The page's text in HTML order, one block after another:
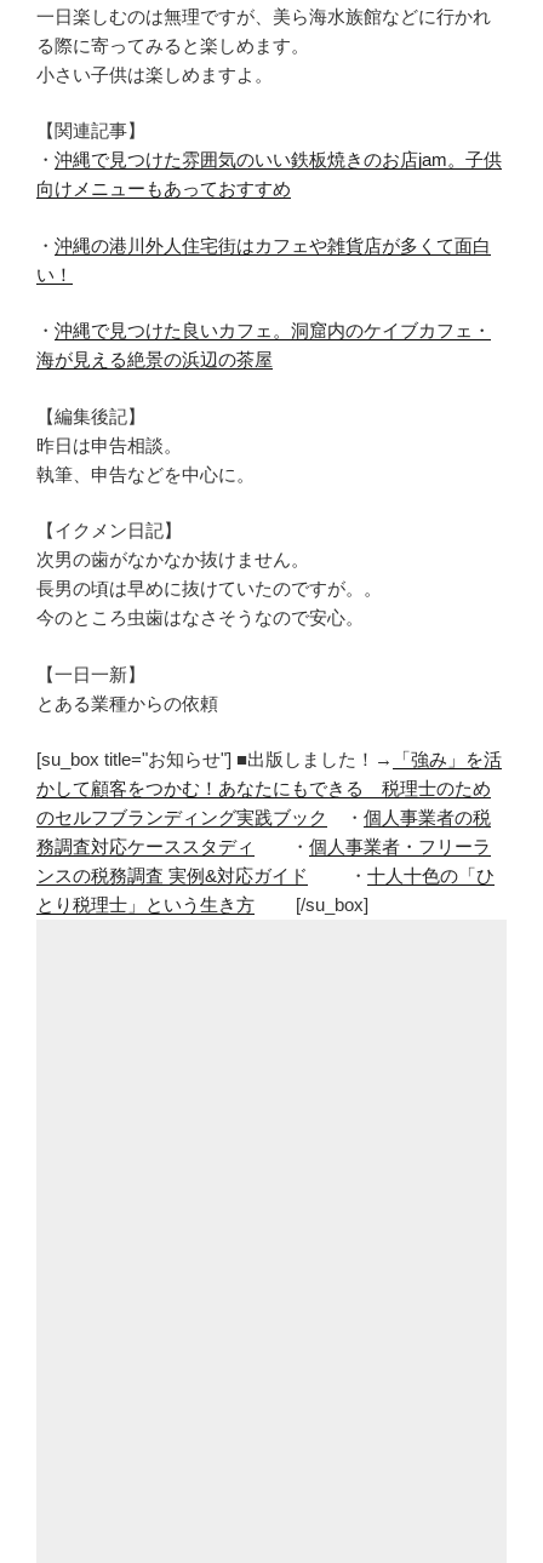
一日楽しむのは無理ですが、美ら海水族館などに行かれ
る際に寄ってみると楽しめます。
小さい子供は楽しめますよ。
【関連記事】
・ 沖縄で見つけた雰囲気のいい鉄板焼きのお店jam。子供
向けメニューもあっておすすめ
・ 沖縄の港川外人住宅街はカフェや雑貨店が多くて面白
い！
・ 沖縄で見つけた良いカフェ。洞窟内のケイブカフェ・
海が見える絶景の浜辺の茶屋
【編集後記】
昨日は申告相談。
執筆、申告などを中心に。
【イクメン日記】
次男の歯がなかなか抜けません。
長男の頃は早めに抜けていたのですが。。
今のところ虫歯はなさそうなので安心。
【一日一新】
とある業種からの依頼
[su_box title="お知らせ"] ■出版しました！→
「強み」を活
かして顧客をつかむ！あなたにもできる 税理士のため
のセルフブランディング実践ブック
・ 個人事業者の税
務調査対応ケーススタディ
・ 個人事業者・フリーラ
ンスの税務調査 実例&対応ガイド
・ 十人十色の「ひ
とり税理士」という生き方 [/su_box]